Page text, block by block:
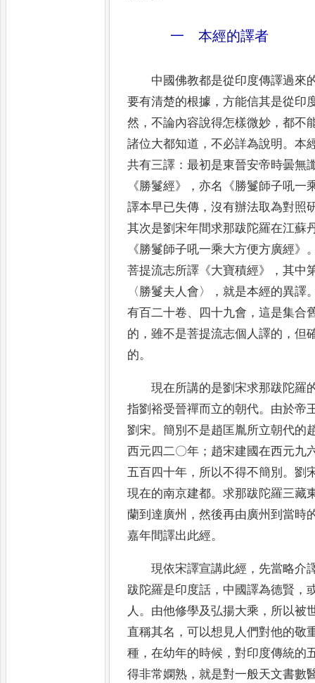
一 本經的譯者
中國佛教都是從印度傳譯過來
要有清楚的根據 ，方能信其是從印
然 ，不論內容說得怎樣微妙 ，都不
諸位大都知道 ，不必詳為說明。本
共有三譯 ：最初是東晉安帝時曇無
《勝鬘經》，亦名 《勝鬘師子吼一
譯本早已失傳 ，沒有辦法取為對照
其次是劉宋年間求那跋陀羅在江蘇
《勝鬘師子吼一乘大方便方廣經》
菩提流志所譯 《大寶積經》，其中
〈 勝鬘夫人會 〉，就是本經的異譯
有百二十卷、 四十九會 ，這是集合
的 ，雖不是菩提流志個人譯的 ，但
的。
現在所講的是劉宋求那跋陀羅
指劉裕受晉禪而立的朝代。 由於帝
劉宋。簡別不是趙匡胤所立朝代的
西元四二〇年 ； 趙宋建國在西元九
五百四十年 ， 所以不得不簡別 。劉
現在的南京建都。求那跋陀羅三藏
蘭到達廣州 ，然後再由廣州到當時
嘉年間譯出此經。
現依宋譯宣講此經 ， 先當略介
跋陀羅是印度話 ， 中國譯為德賢 ，
人 。 由他修學及弘揚大乘 ， 所以被
直稱其名 ，可以想見人們對他的敬
種 ，在幼年的時候 ，對印度傳統的
得非常嫻熟 ，就是對一般天文書數